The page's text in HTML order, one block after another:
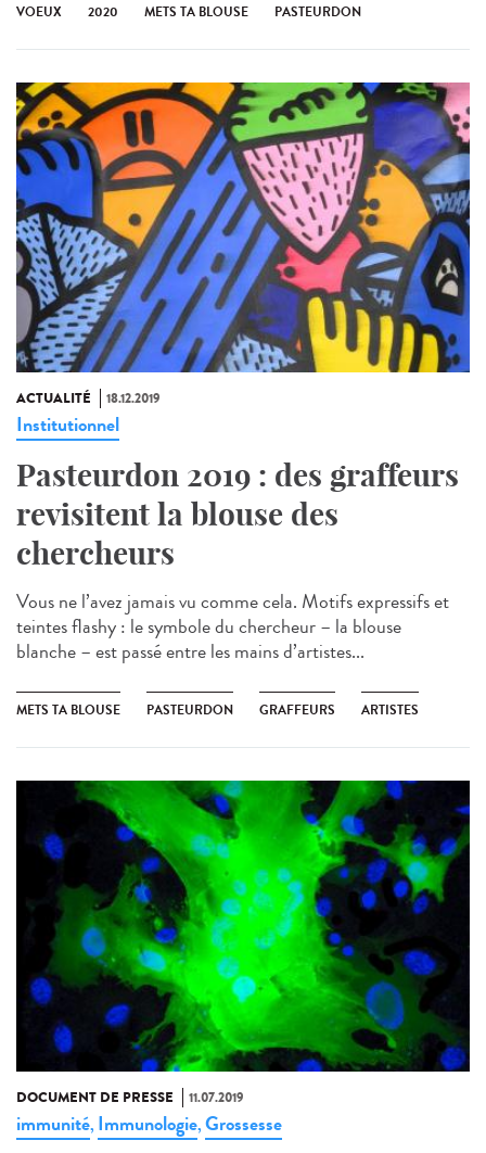
VOEUX 2020 METS TA BLOUSE PASTEURDON
ACTUALITÉ 18.12.2019
Institutionnel
Pasteurdon 2019 : des graffeurs
revisitent la blouse des
chercheurs
Vous ne l’avez jamais vu comme cela. Motifs expressifs et
teintes flashy : le symbole du chercheur – la blouse
blanche – est passé entre les mains d’artistes...
METS TA BLOUSE PASTEURDON GRAFFEURS ARTISTES
DOCUMENT DE PRESSE 11.07.2019
immunité, Immunologie,Grossesse